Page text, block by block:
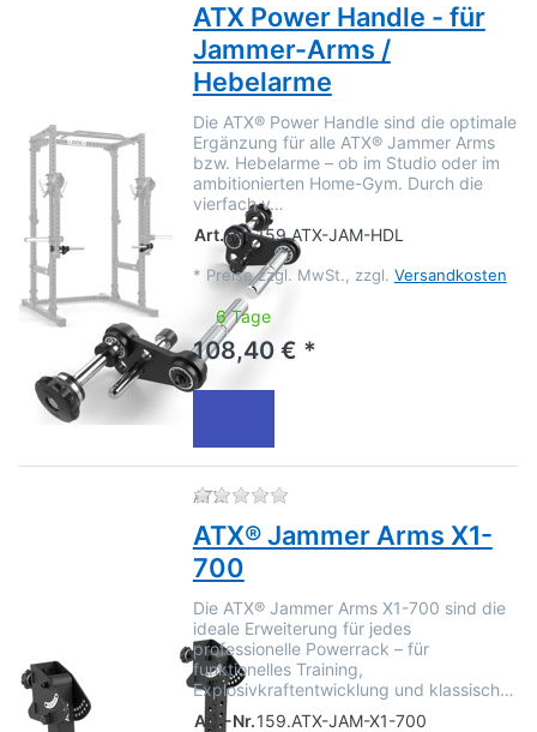
ATX Power Handle - für
Jammer-Arms /
Hebelarme
Die ATX® Power Handle sind die optimale
Ergänzung für alle ATX® Jammer Arms
bzw. Hebelarme – ob im Studio oder im
ambitionierten Home-Gym. Durch die
vierfach v…
Art.-Nr.159.ATX-JAM-HDL
* Preise zzgl. MwSt., zzgl. Versandkosten
6 Tage
108,40 € *
ATX Zu diesem Produkt liegen
ATX® Jammer Arms X1-
700
Die ATX® Jammer Arms X1-700 sind die
ideale Erweiterung für jedes
professionelle Powerrack – für
funktionelles Training,
Explosivkraftentwicklung und klassisch…
Art.-Nr.159.ATX-JAM-X1-700